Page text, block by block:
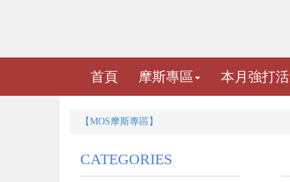
首頁 摩斯專區 本月強打
【MOS摩斯專區】
CATEGORIES